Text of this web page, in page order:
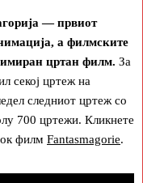
— првиот
а филмските
цртан филм. За
секој цртеж на
следниот цртеж со
700 цртежи. Кликнете
филм Fantasmagorie.